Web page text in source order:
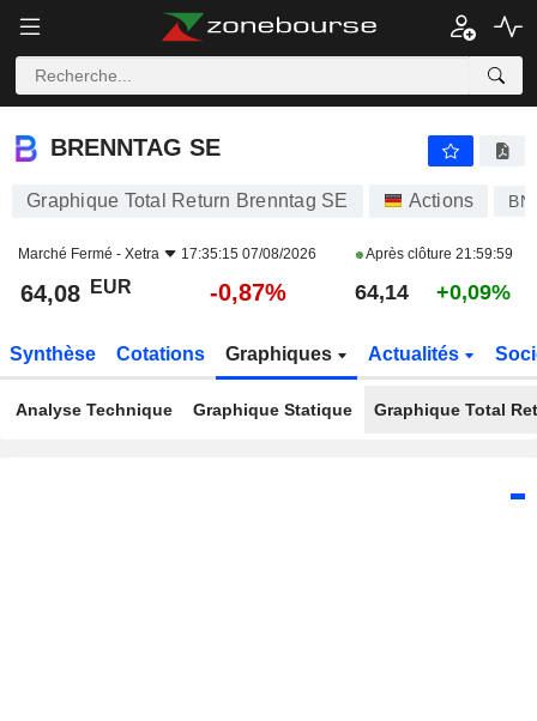
BRENNTAG SE
BRENNTAG SE
Graphique Total Return Brenntag SE Actions
Marché Fermé - Xetra 17:35:15 07/08/2026 Après clôture 21:59:59
64,08 EUR -0,87% 64,14 +0,09%
Synthèse Cotations Graphiques Actualités
Analyse Technique Graphique Statique Graphique Total